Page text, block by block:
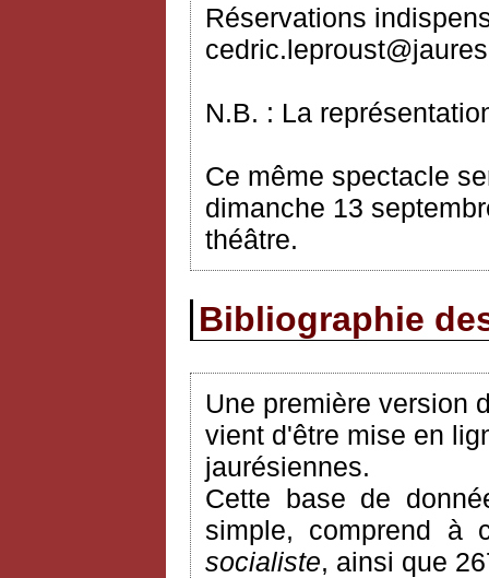
Réservations
N.B. : La
Ce même spectacle
dimanche 13
théâtre.
Bibliographie
Une première version
vient d'être mise en
jaurésiennes.
Cette base de
simple, comprend
socialiste, ainsi que